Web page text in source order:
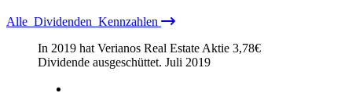
Alle Dividenden Kennzahlen
In 2019 hat Verianos Real Estate Aktie 3,78€
Dividende ausgeschüttet. Juli 2019